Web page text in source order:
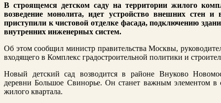
В строящемся детском саду на территории жилого
возведение монолита, идет устройство внешних стен и
приступили к чистовой отделке фасада, подключению
внутренних инженерных систем.
Об этом сообщил министр правительства Москвы,
входящего в Комплекс градостроительной политики и
Новый детский сад возводится в районе Внуково
деревни Большое Свинорье. Он станет важным элементом в
жилого квартала.